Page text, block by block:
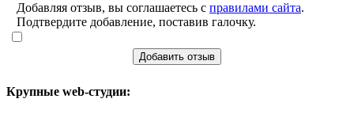
Добавляя отзыв, вы соглашаетесь с правилами сайта.
Подтвердите добавление, поставив галочку.
Добавить отзыв
Крупные web-студии: